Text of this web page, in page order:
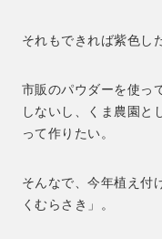
それもできれば紫色し
市販のパウダーを使っ
しないし、くま農園と
って作りたい。
そんなで、今年植え付
くむらさき」。